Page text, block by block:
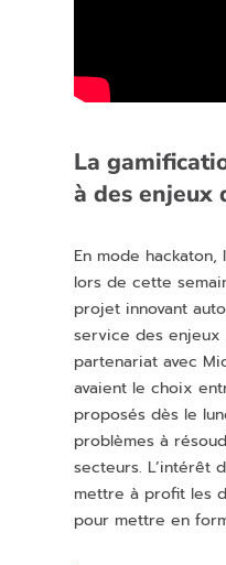
La
à des enjeux
En mode
lors de cette
projet innovant
service des
partenariat avec
avaient le choix
proposés dès le
problèmes à
secteurs. L’intérêt
mettre à profit les
pour mettre en